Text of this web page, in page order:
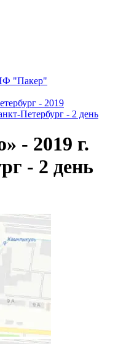
"Пакер"
- 2019
Петербург - 2 день
- 2019 г.
- 2 день